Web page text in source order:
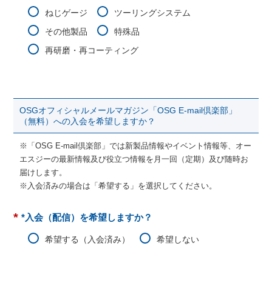
ねじゲージ
ツーリングシステム
その他製品
特殊品
再研磨・再コーティング
OSGオフィシャルメールマガジン「OSG E-mail倶楽部」
（無料）への入会を希望しますか？
※「OSG E-mail倶楽部」では新製品情報やイベント情報等、オー
エスジーの最新情報及び役立つ情報を月一回（定期）及び随時お
届けします。
※入会済みの場合は「希望する」を選択してください。
* *入会（配信）を希望しますか？
希望する（入会済み） 希望しない